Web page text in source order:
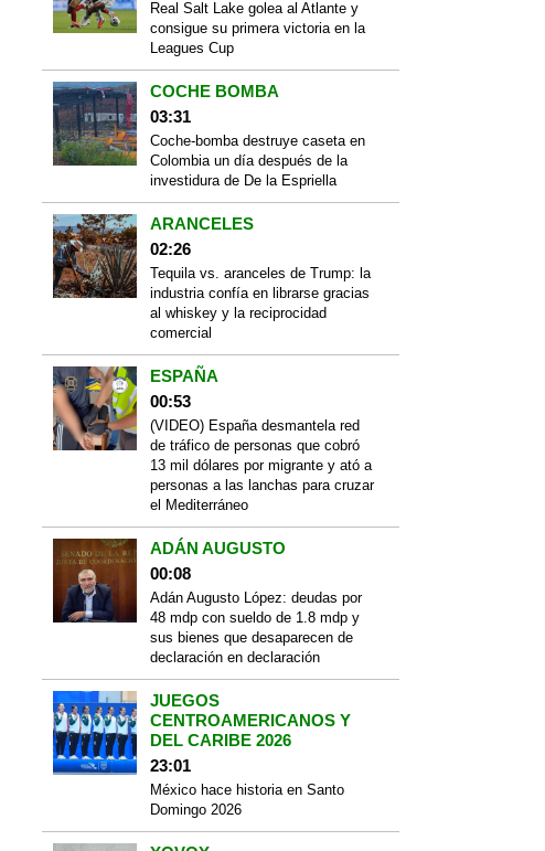
Real Salt Lake golea al Atlante y
consigue su primera victoria en la
Leagues Cup
COCHE BOMBA
03:31
Coche-bomba destruye caseta en
Colombia un día después de la
investidura de De la Espriella
ARANCELES
02:26
Tequila vs. aranceles de Trump: la
industria confía en librarse gracias
al whiskey y la reciprocidad
comercial
ESPAÑA
00:53
(VIDEO) España desmantela red
de tráfico de personas que cobró
13 mil dólares por migrante y ató a
personas a las lanchas para cruzar
el Mediterráneo
ADÁN AUGUSTO
00:08
Adán Augusto López: deudas por
48 mdp con sueldo de 1.8 mdp y
sus bienes que desaparecen de
declaración en declaración
JUEGOS
CENTROAMERICANOS Y
DEL CARIBE 2026
23:01
México hace historia en Santo
Domingo 2026